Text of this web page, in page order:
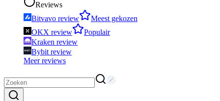
Reviews
Bitvavo review
Meest gekozen
OKX review
Populair
Kraken review
Bybit review
Meer reviews